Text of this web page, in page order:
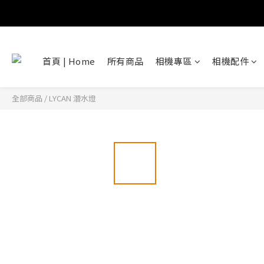
首頁 | Home 所有商品 相機專區 相機配件
全部商品 / LYCAN 潛水燈